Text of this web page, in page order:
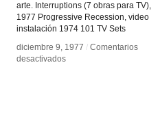
arte. Interruptions (7 obras para TV),
1977 Progressive Recession, video
instalación 1974 101 TV Sets
diciembre 9, 1977 / Comentarios
desactivadosen
diciembre 9, 1977 / Comentarios
desactivadosen